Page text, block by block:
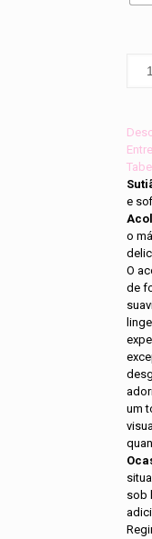
e
o
O
de
um
sob